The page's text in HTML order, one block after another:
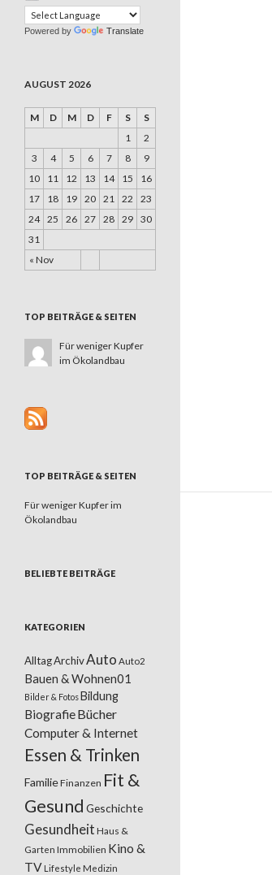
Powered by Translate
AUGUST 2026
M D M D F S S
« Nov
1
2
3
4 5 6 7 8
9
10
11 12 13 14 15
16
17
18 19 20 21 22
23
24 25 26 27 28 29 30
31
TOP BEITRÄGE & SEITEN
Für weniger Kupfer
im Ökolandbau
TOP BEITRÄGE & SEITEN
Für weniger Kupfer im
Ökolandbau
BELIEBTE BEITRÄGE
KATEGORIEN
AlltagArchivAuto Auto2
Bauen & Wohnen01
Bilder & FotosBildung
BiografieBücher
Computer & Internet
Essen & Trinken
FamilieFinanzen Fit &
Gesund Geschichte
Gesundheit Haus &
Garten Immobilien Kino &
TV Lifestyle Medizin